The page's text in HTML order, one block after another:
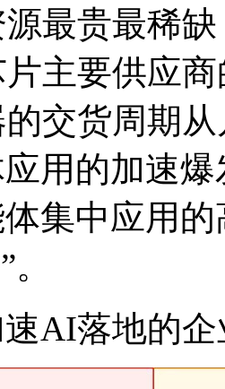
源最贵最稀
主要供应商
交货周期从
用的加速爆
体集中应用
。
AI落地的企